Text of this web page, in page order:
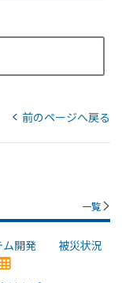
前のページへ戻る
一覧
テム開発 被災状況